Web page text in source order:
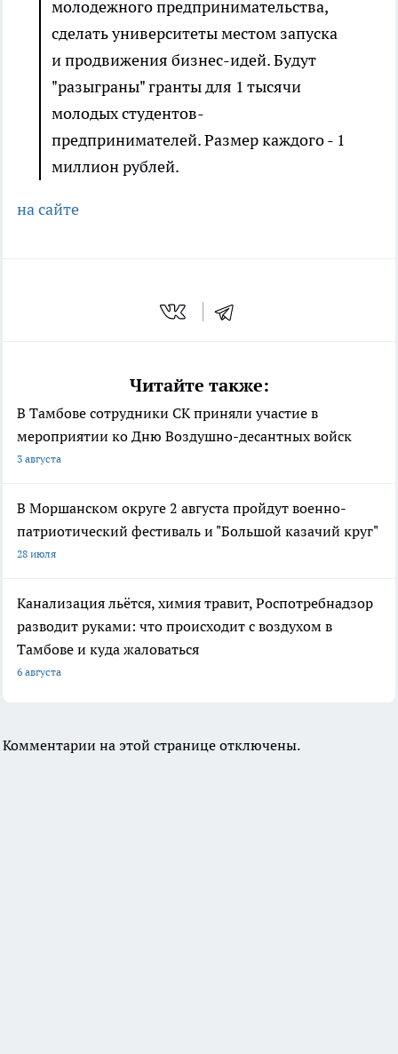
молодежного предпринимательства,
сделать университеты местом запуска
и продвижения бизнес-идей. Будут
"разыграны" гранты для 1 тысячи
молодых студентов-
предпринимателей. Размер каждого - 1
миллион рублей.
на сайте
Читайте также:
В Тамбове сотрудники СК приняли участие в
мероприятии ко Дню Воздушно-десантных войск
3 августа
В Моршанском округе 2 августа пройдут военно-
патриотический фестиваль и "Большой казачий круг"
28 июля
Канализация льётся, химия травит, Роспотребнадзор
разводит руками: что происходит с воздухом в
Тамбове и куда жаловаться
6 августа
Комментарии на этой странице отключены.